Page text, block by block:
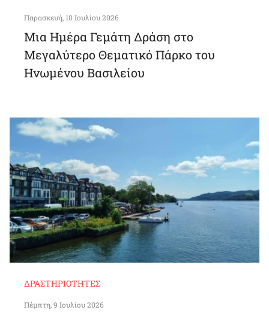
Παρασκευή, 10 Ιουλίου 2026
Μια Ημέρα Γεμάτη Δράση στο
Μεγαλύτερο Θεματικό Πάρκο του
Ηνωμένου Βασιλείου
ΔΡΑΣΤΗΡΙΌΤΗΤΕΣ
Πέμπτη, 9 Ιουλίου 2026